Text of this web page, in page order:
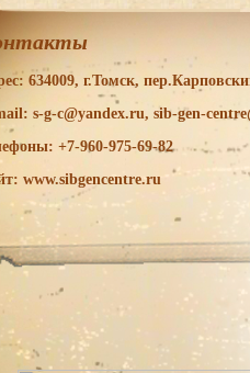
634009, г.Томск,
s-g-c@yandex.ru, sib-gen-
+7-960-975-69-82
www.sibgencentre.ru